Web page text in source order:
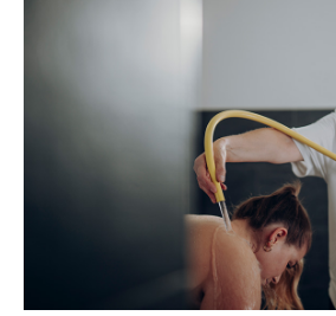
Gebärdensprache
Login